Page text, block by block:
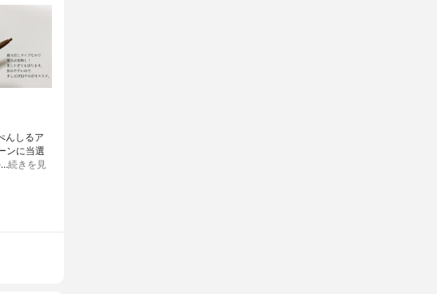
んしるア
ンに当選
…続きを見